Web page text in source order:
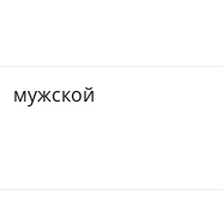
мужской